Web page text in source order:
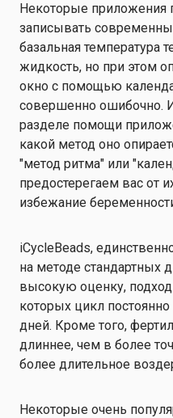
Некоторые
записывать
базальная температура
жидкость, но при этом
окно с помощью
совершенно ошибочно.
разделе помощи
какой метод оно
"метод ритма" или
предостерегаем вас от
избежание
iCycleBeads,
на методе стандартных
высокую оценку,
которых цикл
дней. Кроме того,
длиннее, чем в более
более длительное
Некоторые очень